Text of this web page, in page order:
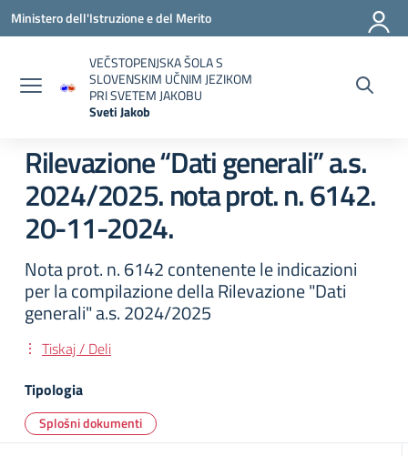
Vai ai contenuti
Vai al menu di navigazione
Vai al footer
Ministero dell'Istruzione e del Merito
VEČSTOPENJSKA ŠOLA S
SLOVENSKIM UČNIM JEZIKOM
PRI SVETEM JAKOBU
Sveti Jakob
Rilevazione “Dati generali” a.s.
2024/2025. nota prot. n. 6142.
20-11-2024.
Nota prot. n. 6142 contenente le indicazioni
per la compilazione della Rilevazione "Dati
generali" a.s. 2024/2025
Tiskaj / Deli
Tipologia
Splošni dokumenti